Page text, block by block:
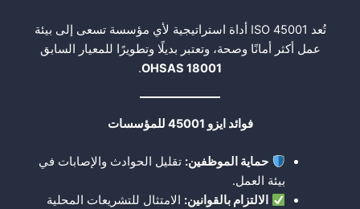
تُعد ISO 45001 أداة استراتيجية لأي مؤسسة تسعى إلى بيئة
عمل أكثر أمانًا وصحة، وتعتبر بديلًا وتطويرًا للمعيار السابق
OHSAS 18001
.
فوائد ايزو 45001 للمؤسسات
حماية الموظفين: تقليل الحوادث والإصابات في
بيئة العمل.
الالتزام بالقوانين: الامتثال للتشريعات المحلية